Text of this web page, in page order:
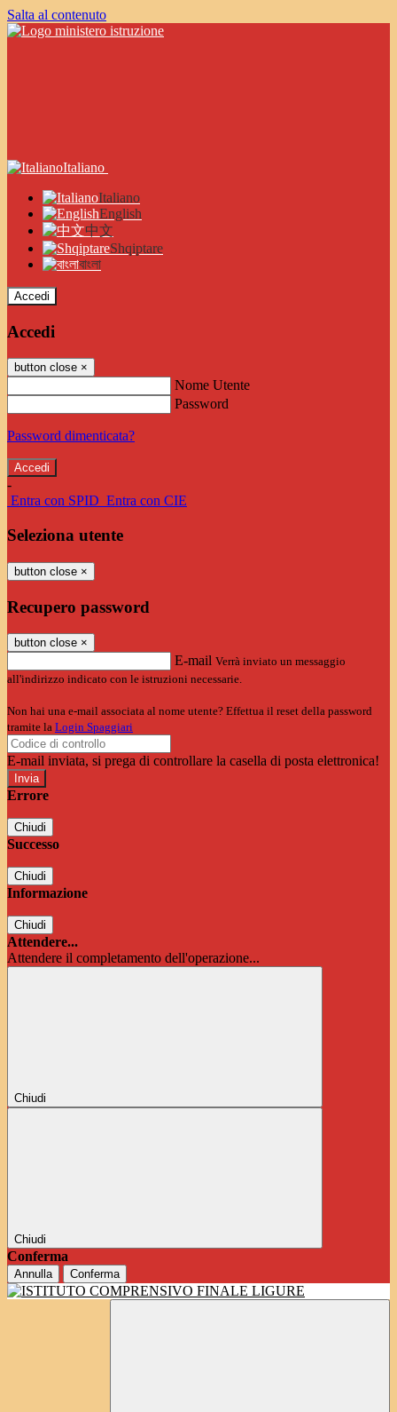
Salta al contenuto
Italiano
Italiano
English
中文
Shqiptare
বাংলা
Accedi
Accedi
button close ×
Nome Utente
Password
Password dimenticata?
-
Entra con SPID Entra con CIE
Seleziona utente
button close ×
Recupero password
button close ×
E-mail Verrà inviato un messaggio
all'indirizzo indicato con le istruzioni necessarie.
Non hai una e-mail associata al nome utente? Effettua il reset della password
tramite la Login Spaggiari
E-mail inviata, si prega di controllare la casella di posta elettronica!
Errore
Chiudi
Successo
Chiudi
Informazione
Chiudi
Attendere...
Attendere il completamento dell'operazione...
Chiudi
Chiudi
Conferma
Annulla Conferma